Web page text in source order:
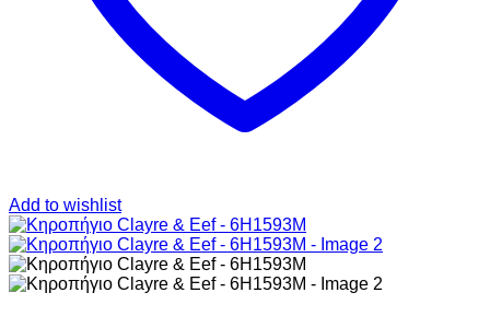
Add to wishlist